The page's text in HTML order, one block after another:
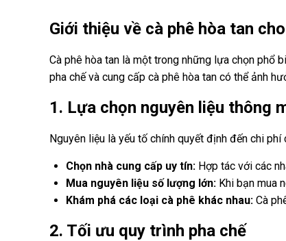
Giới thiệu về cà phê hòa tan
Cà phê hòa tan là một trong những lựa chọn phổ
pha chế và cung cấp cà phê hòa tan có thể ảnh
1. Lựa chọn nguyên liệu thông
Nguyên liệu là yếu tố chính quyết định đến chi
Chọn nhà cung cấp uy tín: Hợp tác với các
Mua nguyên liệu số lượng lớn: Khi bạn mua
Khám phá các loại cà phê khác nhau: Cà
2. Tối ưu quy trình pha chế